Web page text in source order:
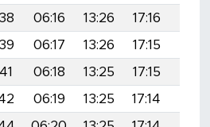
06:16 13:26 17:16
06:17 13:26 17:15
06:18 13:25 17:15
06:19 13:25 17:14